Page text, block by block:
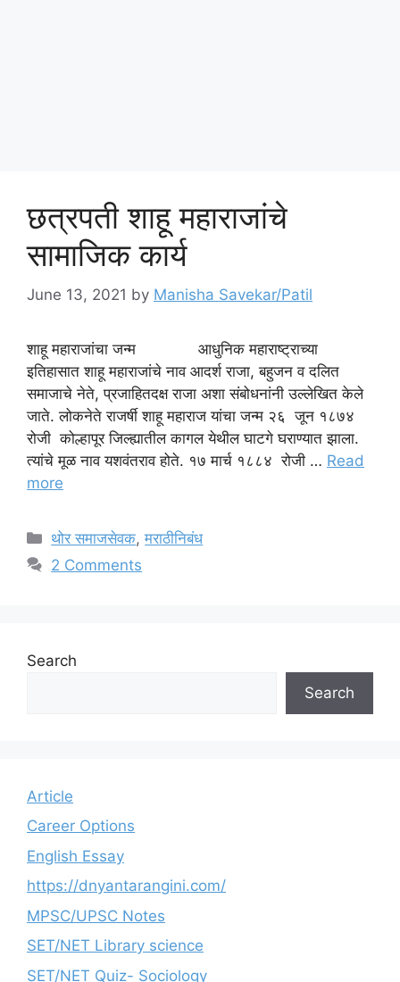
छत्रपती शाहू महाराजांचे
सामाजिक कार्य
June 13, 2021 by Manisha Savekar/Patil
शाहू महाराजांचा जन्म आधुनिक महाराष्ट्राच्या
इतिहासात शाहू महाराजांचे नाव आदर्श राजा, बहुजन व दलित
समाजाचे नेते, प्रजाहितदक्ष राजा अशा संबोधनांनी उल्लेखित केले
जाते. लोकनेते राजर्षी शाहू महाराज यांचा जन्म २६ जून १८७४
रोजी कोल्हापूर जिल्ह्यातील कागल येथील घाटगे घराण्यात झाला.
त्यांचे मूळ नाव यशवंतराव होते. १७ मार्च १८८४ रोजी … Read
more
Categories
थोर समाजसेवक,मराठीनिबंध
2 Comments
Search
Search
Article
Career Options
English Essay
https://dnyantarangini.com/
MPSC/UPSC Notes
SET/NET Library science
SET/NET Quiz- Sociology